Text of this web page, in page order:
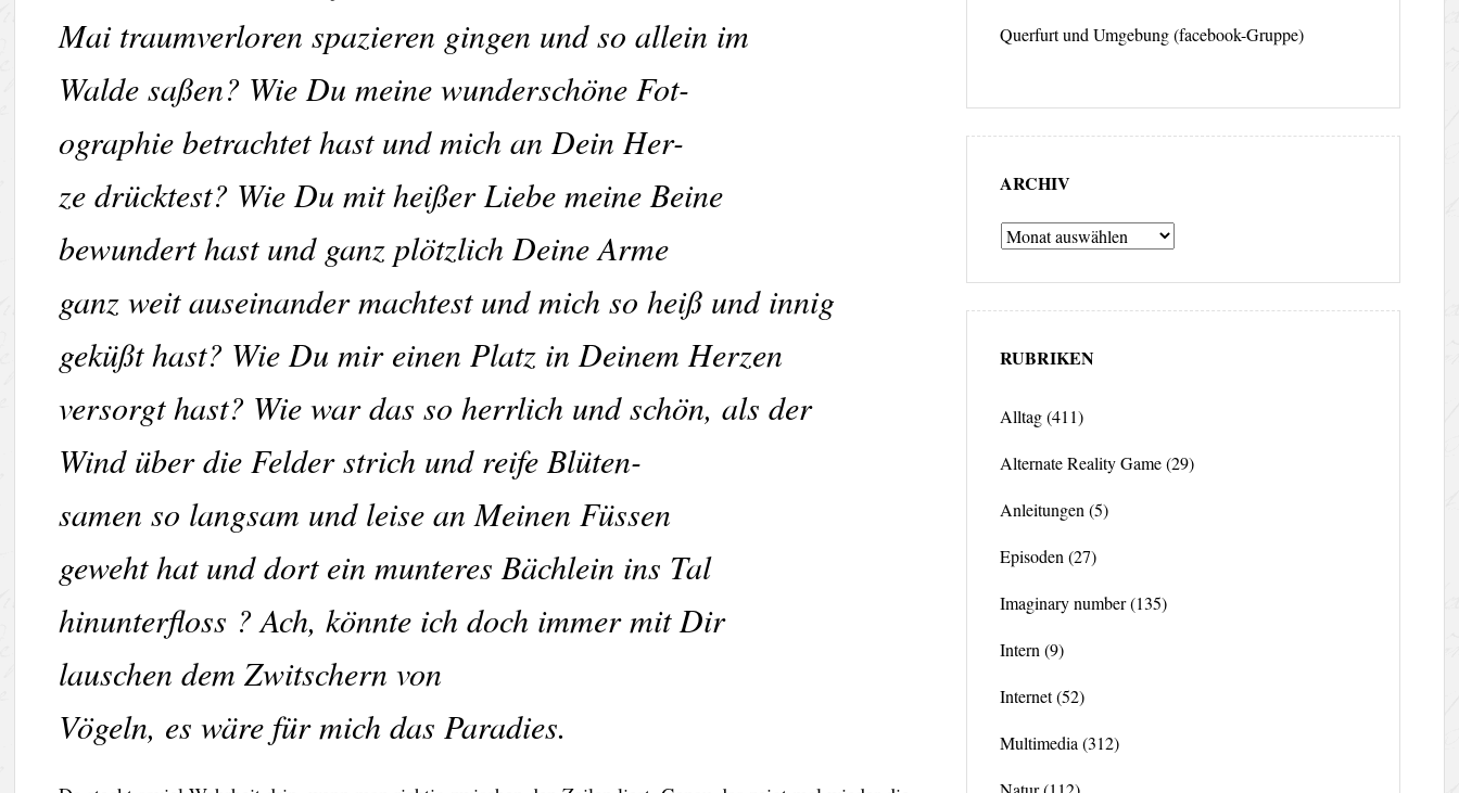
Mai traumverloren spazieren gingen und so allein im
Walde saßen? Wie Du meine wunderschöne Fot-
ographie betrachtet hast und mich an Dein Her-
ze drücktest? Wie Du mit heißer Liebe meine Beine
bewundert hast und ganz plötzlich Deine Arme
ganz weit auseinander machtest und mich so heiß und innig
geküßt hast? Wie Du mir einen Platz in Deinem Herzen
versorgt hast? Wie war das so herrlich und schön, als der
Wind über die Felder strich und reife Blüten-
samen so langsam und leise an Meinen Füssen
geweht hat und dort ein munteres Bächlein ins Tal
hinunterfloss ? Ach, könnte ich doch immer mit Dir
lauschen dem Zwitschern von
Vögeln, es wäre für mich das Paradies.
Querfurt und Umgebung (facebook-Gruppe)
ARCHIV
Archiv
RUBRIKEN
Alltag(411)
Alternate Reality Game(29)
Anleitungen (5)
Episoden (27)
Imaginary number(135)
Intern (9)
Internet(52)
Multimedia (312)